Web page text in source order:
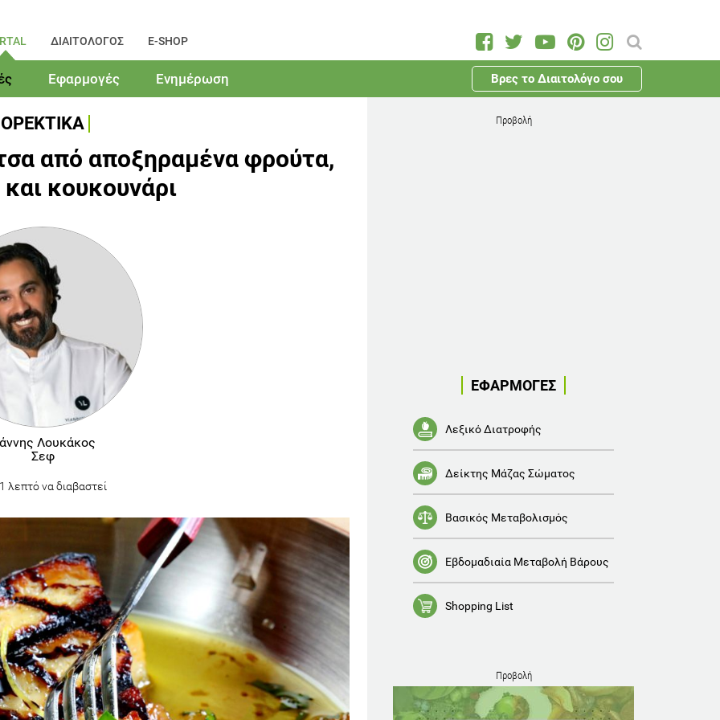
ΔΙΑΙΤΟΛΟΓΟΣ E-SHOP
Εφαρμογές Ενημέρωση Βρες το Διαιτολόγο σου
ΟΡΕΚΤΙΚΑ
από αποξηραμένα φρούτα,
κουκουνάρι
Λουκάκος
Σεφ
λεπτό να διαβαστεί
Προβολή
ΕΦΑΡΜΟΓΕΣ
Λεξικό Διατροφής
Δείκτης Μάζας Σώματος
Βασικός Μεταβολισμός
Εβδομαδιαία Μεταβολή Βάρους
Shopping List
Προβολή